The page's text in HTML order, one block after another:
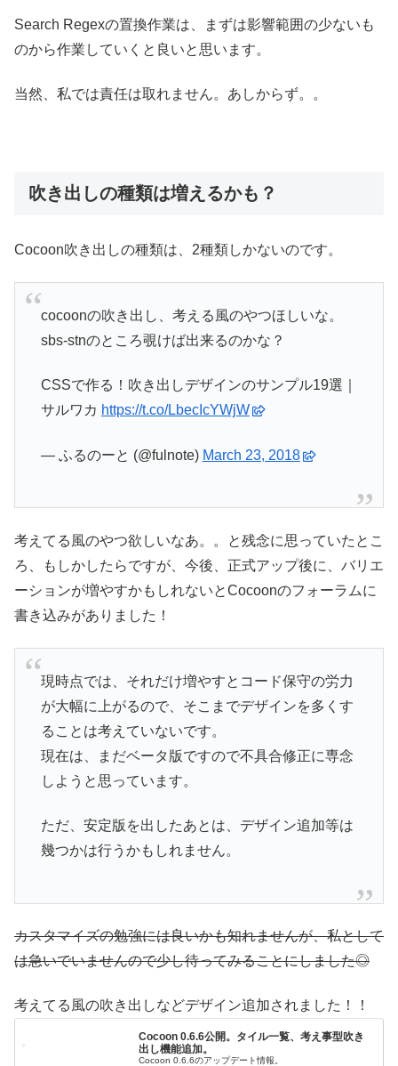
Search Regexの置換作業は、まずは影響範囲の少ないも
のから作業していくと良いと思います。
当然、私では責任は取れません。あしからず。。
吹き出しの種類は増えるかも？
Cocoon吹き出しの種類は、2種類しかないのです。
cocoonの吹き出し、考える風のやつほしいな。
sbs-stnのところ覗けば出来るのかな？
CSSで作る！吹き出しデザインのサンプル19選｜
サルワカ https://t.co/LbecIcYWjW
— ふるのーと (@fulnote) March 23, 2018
考えてる風のやつ欲しいなあ。。と残念に思っていたとこ
ろ、もしかしたらですが、今後、正式アップ後に、バリエ
ーションが増やすかもしれないとCocoonのフォーラムに
書き込みがありました！
現時点では、それだけ増やすとコード保守の労力
が大幅に上がるので、そこまでデザインを多くす
ることは考えていないです。
現在は、まだベータ版ですので不具合修正に専念
しようと思っています。
ただ、安定版を出したあとは、デザイン追加等は
幾つかは行うかもしれません。
カスタマイズの勉強には良いかも知れませんが、私として
は急いでいませんので少し待ってみることにしました◎
考えてる風の吹き出しなどデザイン追加されました！！
Cocoon 0.6.6公開。タイル一覧、考え事型吹き
出し機能追加。
Cocoon 0.6.6のアップデート情報。